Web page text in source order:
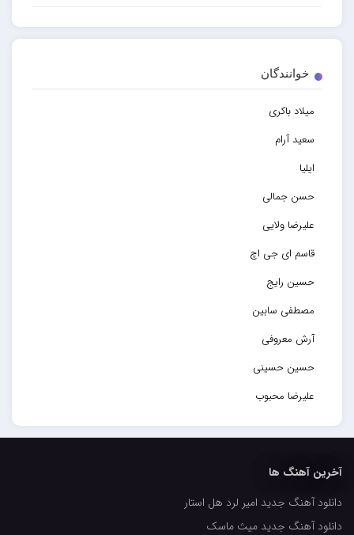
خوانندگان
میلاد باکری
سعید آرام
ایلیا
حسن جمالی
علیرضا ولایی
قاسم ای جی اچ
حسین رایج
مصطفی سابین
آرش معروفی
حسین حسینی
علیرضا محبوب
حسین حصارکی
کاپیتان
مجید رضوی
آخرین آهنگ ها
دانلود آهنگ جدید امیر لرد هل استار
دانلود آهنگ جدید میث ماسک